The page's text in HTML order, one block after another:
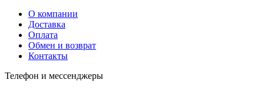
О компании
Доставка
Оплата
Обмен и возврат
Контакты
Телефон и мессенджеры